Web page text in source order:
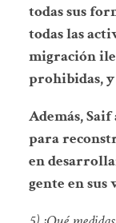
todas sus
todas las
migración
prohibidas,
Además,Saif
para
en
gente en sus